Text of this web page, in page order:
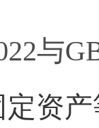
与
定资